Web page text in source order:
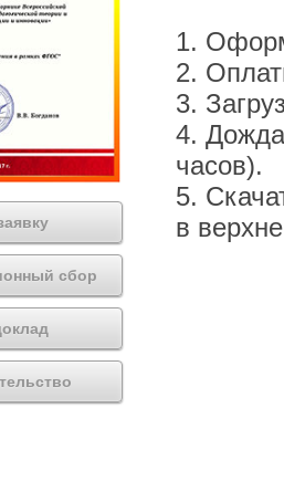
сбор
1.
2.
3.
4.
часов).
5.
в